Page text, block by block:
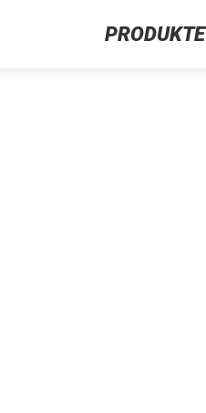
PRODUKTE